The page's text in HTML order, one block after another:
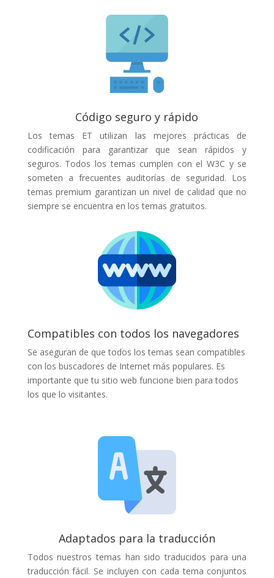
Código seguro y rápido
Los temas ET utilizan las mejores prácticas de
codificación para garantizar que sean rápidos y
seguros. Todos los temas cumplen con el W3C y se
someten a frecuentes auditorías de seguridad. Los
temas premium garantizan un nivel de calidad que no
siempre se encuentra en los temas gratuitos.
Compatibles con todos los navegadores
Se aseguran de que todos los temas sean compatibles
con los buscadores de Internet más populares. Es
importante que tu sitio web funcione bien para todos
los que lo visitantes.
Adaptados para la traducción
Todos nuestros temas han sido traducidos para una
traducción fácil. Se incluyen con cada tema conjuntos